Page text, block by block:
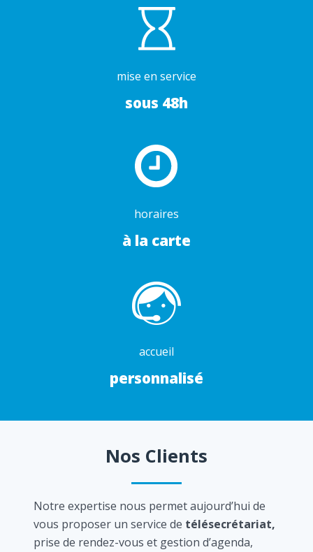
mise en service
sous 48h
horaires
à la carte
accueil
personnalisé
Nos Clients
Notre expertise nous permet aujourd’hui de
vous proposer un service de télésecrétariat,
prise de rendez-vous et gestion d’agenda,